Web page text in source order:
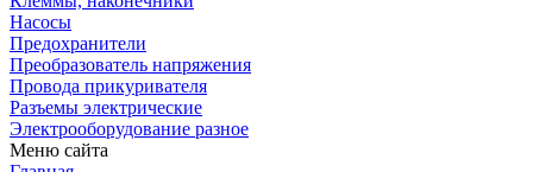
Насосы
Предохранители
Преобразователь напряжения
Провода прикуривателя
Разъемы электрические
Электрооборудование разное
Меню сайта